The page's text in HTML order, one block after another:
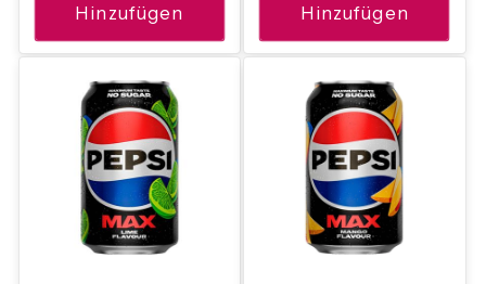
Hinzufügen Hinzufügen